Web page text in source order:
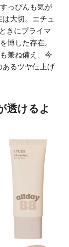
っぴんも気が
大切。エチュ
きにプライマ
博した存在。
兼ね備え、今
あるツヤ仕上げ
透けるよ